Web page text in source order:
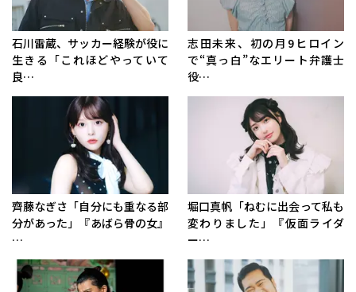
石川雷蔵、サッカー経験が役に
生きる「これほどやっていて
良…
志田未来、初の月9ヒロイン
で“真っ白”なエリート弁護士
役…
齊藤なぎさ「自分にも重なる部
分があった」『あばら骨の女』
…
堀口真帆「ねむに出会って私も
変わりました」『仮面ライダ
ー…